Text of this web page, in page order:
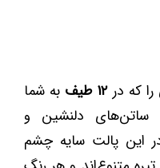
که در ۱۲ طیف
به شما
ساتن‌های دلنشین و
این پالت سایه چشم